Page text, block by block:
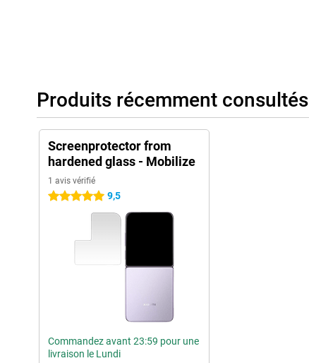
Produits récemment consultés
Screenprotector from
hardened glass - Mobilize
1 avis vérifié
5 étoiles 9,5
Commandez avant 23:59 pour une
livraison le Lundi